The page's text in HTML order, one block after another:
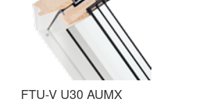
FTU-V U30 AUMX